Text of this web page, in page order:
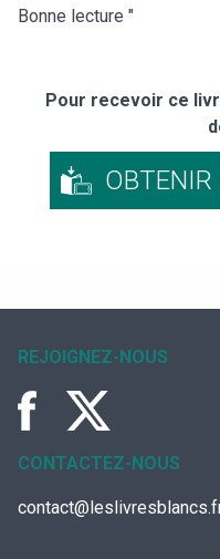
Bonne lecture "
Pour recevoir ce
OBTENIR
REJOIGNEZ-NOUS
CONTACTEZ-NOUS